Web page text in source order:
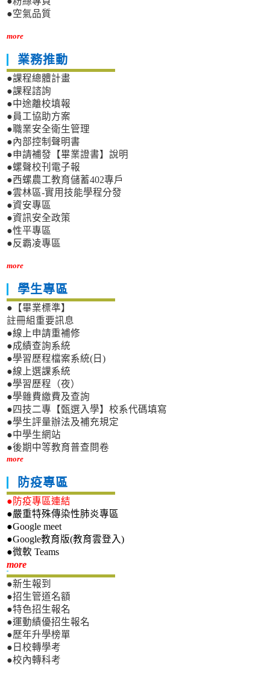
●空氣品質
more
業務推動
●課程總體計畫
●課程諮詢
●中途離校填報
●員工協助方案
●職業安全衛生管理
●內部控制聲明書
●申請補發【畢業證書】說明
●螺聲校刊電子報
●西螺農工教育儲蓄402專戶
●雲林區-實用技能學程分發
●資安專區
●資訊安全政策
●性平專區
●反霸凌專區
more
學生專區
●【畢業標準】
註冊組重要訊息
●線上申請重補修
●成績查詢系統
●學習歷程檔案系統(日)
●線上選課系統
●學習歷程（夜）
●學雜費繳費及查詢
●四技二專【甄選入學】校系代碼填寫
●學生評量辦法及補充規定
●中學生網站
●後期中等教育普查問卷
more
防疫專區
●防疫專區連結
●嚴重特殊傳染性肺炎專區
●Google meet
●Google教育版(教育雲登入)
●微軟 Teams
more新生專區
●新生報到
●招生管道名額
●特色招生報名
●運動績優招生報名
●歷年升學榜單
●日校轉學考
●校內轉科考